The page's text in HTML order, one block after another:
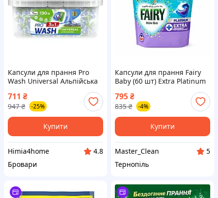
Капсули для прання Pro
Wash Universal Альпійська
4823128002239
711 ₴
947 ₴ -25%
Купити
Himia4home
4.8
Бровари
Капсули для прання Fairy
Baby (60 шт) Extra Platinum
для прання дитячих речей.
Капсулы для стирки Фейри
(60 шт)
795₴
835 ₴ -4%
Купити
Master_Clean
5
Тернопіль